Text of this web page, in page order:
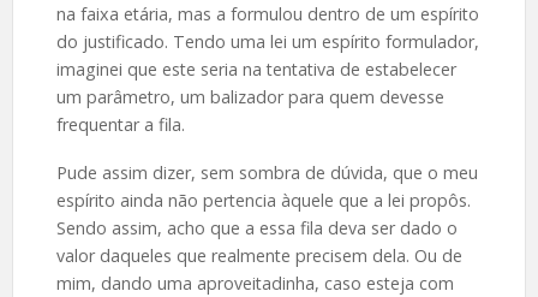
na faixa etária, mas a formulou dentro de um espírito
do justificado. Tendo uma lei um espírito formulador,
imaginei que este seria na tentativa de estabelecer
um parâmetro, um balizador para quem devesse
frequentar a fila.
Pude assim dizer, sem sombra de dúvida, que o meu
espírito ainda não pertencia àquele que a lei propôs.
Sendo assim, acho que a essa fila deva ser dado o
valor daqueles que realmente precisem dela. Ou de
mim, dando uma aproveitadinha, caso esteja com